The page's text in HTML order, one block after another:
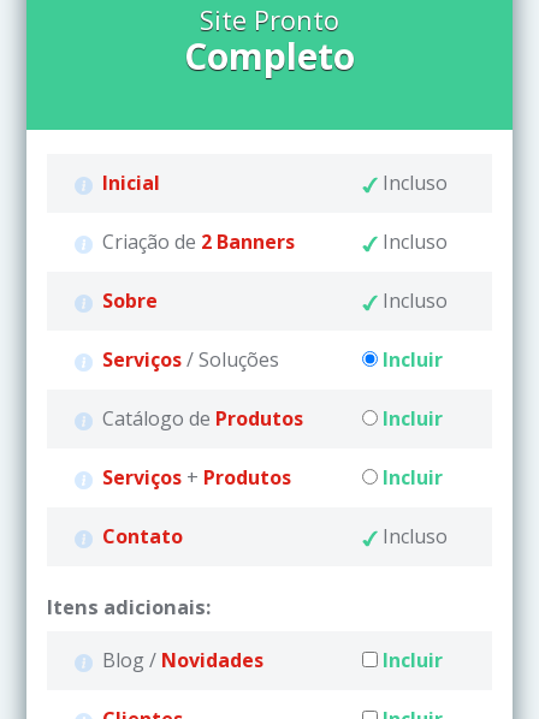
Site Pronto
Completo
Inicial Incluso
Criação de 2 Banners Incluso
Sobre Incluso
Serviços/ Soluções Incluir
Catálogo de Produtos Incluir
Serviços + Produtos Incluir
Contato Incluso
Itens adicionais:
Blog / Novidades Incluir